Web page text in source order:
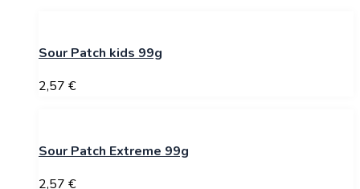
Sour Patch kids 99g
2,57 €
Sour Patch Extreme 99g
2,57 €